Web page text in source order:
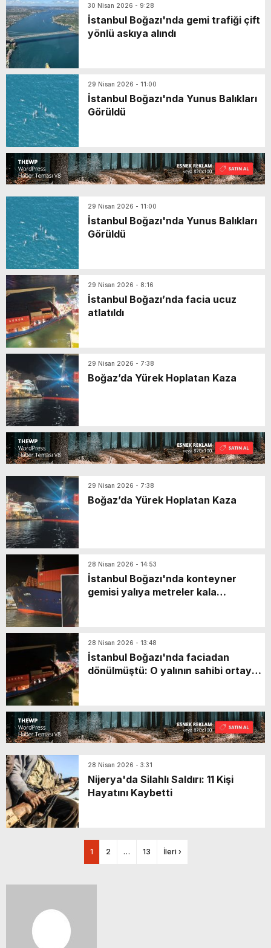
30 Nisan 2026 - 9:28
İstanbul Boğazı'nda gemi trafiği çift
yönlü askıya alındı
29 Nisan 2026 - 11:00
İstanbul Boğazı'nda Yunus Balıkları
Görüldü
29 Nisan 2026 - 11:00
İstanbul Boğazı'nda Yunus Balıkları
Görüldü
29 Nisan 2026 - 8:16
İstanbul Boğazı’nda facia ucuz
atlatıldı
29 Nisan 2026 - 7:38
Boğaz’da Yürek Hoplatan Kaza
29 Nisan 2026 - 7:38
Boğaz’da Yürek Hoplatan Kaza
28 Nisan 2026 - 14:53
İstanbul Boğazı'nda konteyner
gemisi yalıya metreler kala
28 Nisan 2026 - 13:48
İstanbul Boğazı'nda faciadan
dönülmüştü: O yalının sahibi ortaya
28 Nisan 2026 - 3:31
Nijerya'da Silahlı Saldırı: 11 Kişi
Hayatını Kaybetti
1 2 … 13 İleri ›